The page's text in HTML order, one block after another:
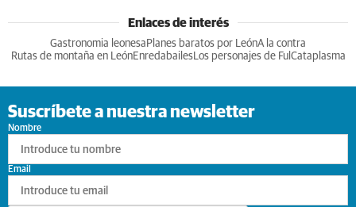
Enlaces de interés
Gastronomia leonesa Planes baratos por LeónA la contra
Rutas de montaña en LeónEnredabailesLos personajes de Ful Cataplasma
Suscríbete a nuestra newsletter
Nombre
Email